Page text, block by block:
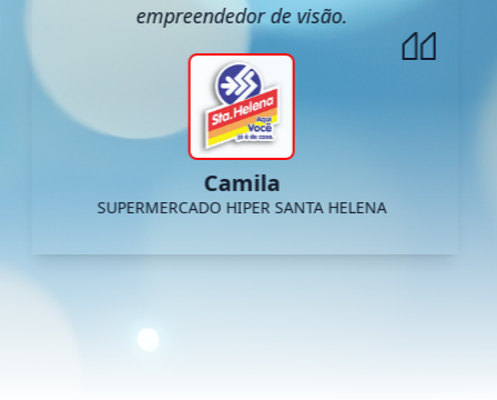
empreendedor de visão.
Camila
SUPERMERCADO HIPER SANTA HELENA